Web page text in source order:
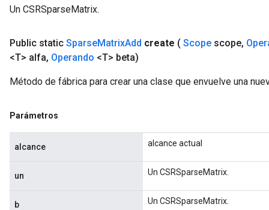
Un CSRSparseMatrix.
Public static SparseMatrixAdd create ( Scope scope,
<T> alfa, Operando <T> beta)
Método de fábrica para crear una clase que envuelve una
Parámetros
alcance alcance actual
un Un CSRSparseMatrix.
b Un CSRSparseMatrix.